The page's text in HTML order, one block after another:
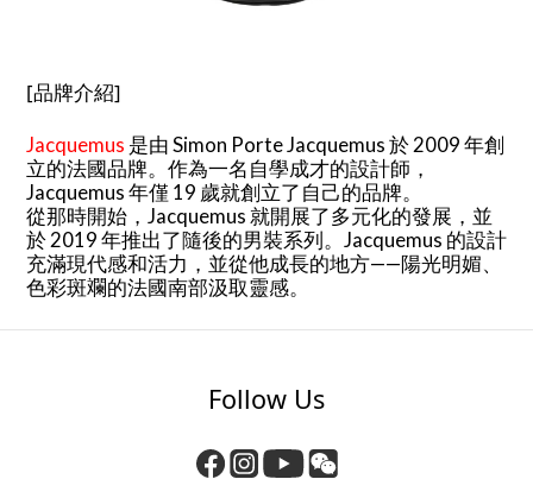
[品牌介紹]
Jacquemus 是由 Simon Porte Jacquemus 於 2009 年創
立的法國品牌。作為一名自學成才的設計師，
Jacquemus 年僅 19 歲就創立了自己的品牌。
從那時開始，Jacquemus 就開展了多元化的發展，並
於 2019 年推出了隨後的男裝系列。Jacquemus 的設計
充滿現代感和活力，並從他成長的地方——陽光明媚、
色彩斑斕的法國南部汲取靈感。
Follow Us